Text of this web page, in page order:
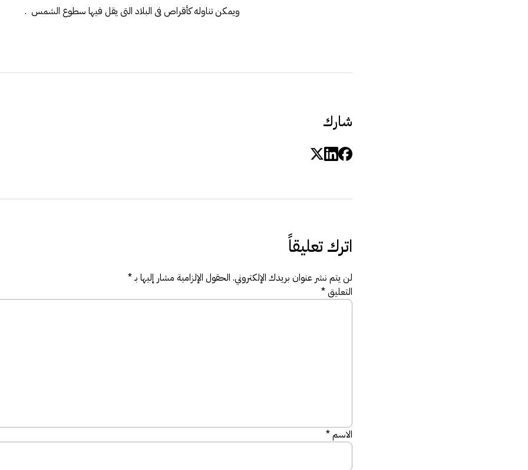
ويمكن تناوله كأقراص فى البلاد التى يقل فيها سطوع الشمس .
شارك
اترك تعليقاً
لن يتم نشر عنوان بريدك الإلكتروني. الحقول الإلزامية مشار إليها بـ*
التعليق*
الاسم*